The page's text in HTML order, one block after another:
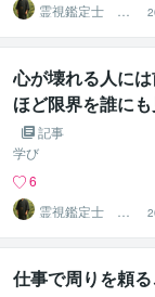
霊視鑑定士 神
凪
心が壊れる人に
ほど限界を誰に
記事
学び
6
霊視鑑定士 神
凪
仕事で周りを頼